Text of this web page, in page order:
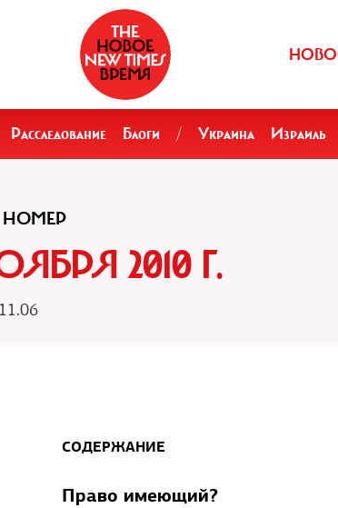
Расследование Блоги / Украина Израиль
2010 Г.
СОДЕРЖАНИЕ
Право имеющий?